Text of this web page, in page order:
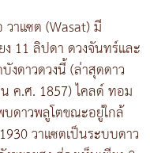
าแซต (Wasat) มี
ง 11 ลิปดา ดวงจันทร์และ
งดาวดวงนี้ (ล่าสุดดาว
ค.ศ. 1857) ไคลด์ ทอม
ดาวพลูโตขณะอยู่ใกล้
วาแซตเป็นระบบดาว